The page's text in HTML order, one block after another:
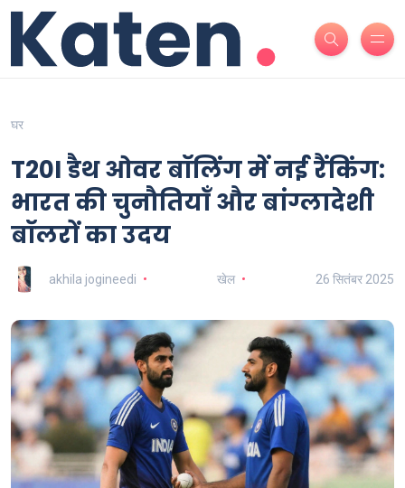
घर
T20I डैथ ओवर बॉलिंग में नई रैंकिंग:
भारत की चुनौतियाँ और बांग्लादेशी
बॉलरों का उदय
akhila jogineedi खेल 26 सितंबर 2025